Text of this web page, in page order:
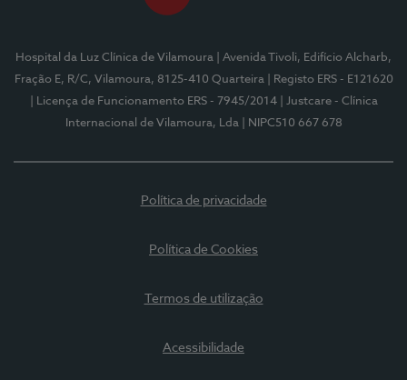
Hospital da Luz Clínica de Vilamoura
| Avenida Tivoli, Edifício Alcharb,
Fração E, R/C, Vilamoura, 8125-410 Quarteira
| Registo ERS - E121620
| Licença de Funcionamento ERS - 7945/2014
| Justcare - Clínica
Internacional de Vilamoura, Lda
| NIPC510 667 678
Política de privacidade
Política de Cookies
Termos de utilização
Acessibilidade